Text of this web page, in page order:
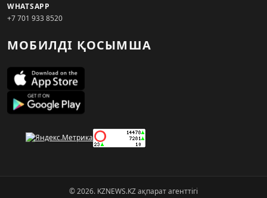
WHATSAPP
+7 701 933 8520
МОБИЛДІ ҚОСЫМША
© 2026. KZNEWS.KZ ақпарат агенттігі